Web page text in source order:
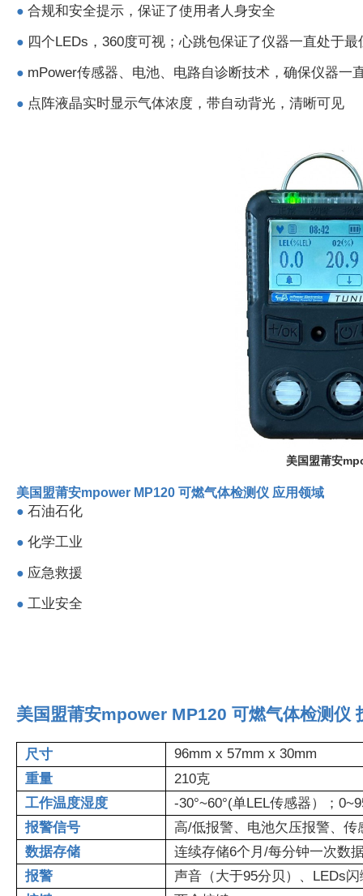
● 合规和安全提示，保证了使用者人身安全
● 四个LEDs，360度可视；心跳包保证了仪器一直处于最
● mPower传感器、电池、电路自诊断技术，确保仪器一
● 点阵液晶实时显示气体浓度，带自动背光，清晰可见
美国盟莆安
美国盟莆安mpower MP120 可燃气体检测仪 应用领域
● 石油石化
● 化学工业
● 应急救援
● 工业安全
美国盟莆安mpower MP120 可燃气体检测仪
尺寸
96mm x 57mm x 30mm
重量
210克
工作温度湿度
-30°~60°(单LEL传感器）；
报警信号
高/低报警、电池欠压报警、
数据存储
连续存储6个月/每分钟一次数
报警
声音（大于95分贝）、LEDs